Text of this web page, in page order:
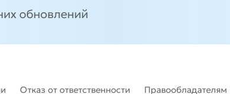
обновлений
Отказ от ответственности Правообладателям